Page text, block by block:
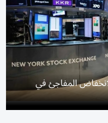
المفاجئ في